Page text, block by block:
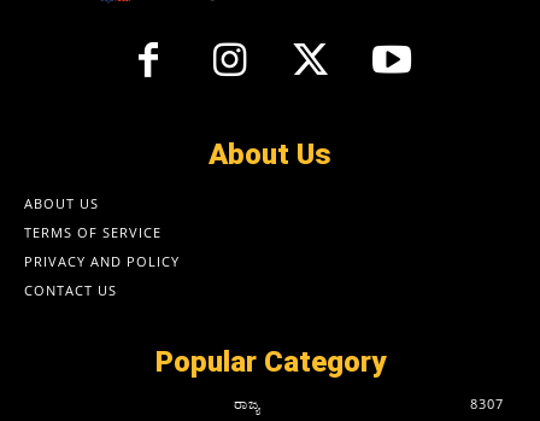
About Us
ABOUT US
TERMS OF SERVICE
PRIVACY AND POLICY
CONTACT US
Popular Category
ರಾಜ್ಯ
8307